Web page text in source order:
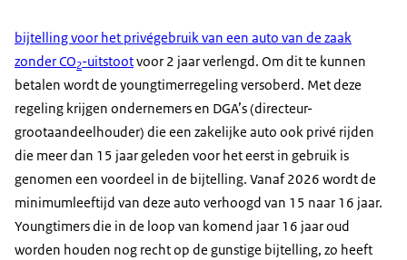
bijtelling voor het privégebruik van een auto van de zaak
zonder CO2-uitstootvoor 2 jaar verlengd. Om dit te kunnen
betalen wordt de youngtimerregeling versoberd. Met deze
regeling krijgen ondernemers en DGA’s (directeur-
grootaandeelhouder) die een zakelijke auto ook privé rijden
die meer dan 15 jaar geleden voor het eerst in gebruik is
genomen een voordeel in de bijtelling. Vanaf 2026 wordt de
minimumleeftijd van deze auto verhoogd van 15 naar 16 jaar.
Youngtimers die in de loop van komend jaar 16 jaar oud
worden houden nog recht op de gunstige bijtelling, zo heeft